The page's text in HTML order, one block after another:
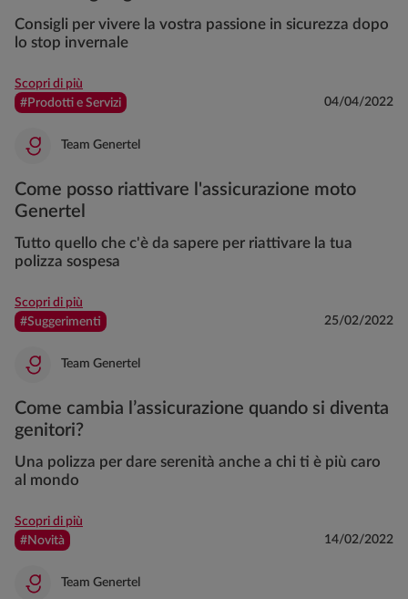
Consigli per vivere la vostra passione in sicurezza dopo
lo stop invernale
Scopri di più
#Prodotti e Servizi
04/04/2022
Team Genertel
Come posso riattivare l'assicurazione moto
Genertel
Tutto quello che c'è da sapere per riattivare la tua
polizza sospesa
Scopri di più
#Suggerimenti
25/02/2022
Team Genertel
Come cambia l’assicurazione quando si diventa
genitori?
Una polizza per dare serenità anche a chi ti è più caro
al mondo
Scopri di più
#Novità
14/02/2022
Team Genertel